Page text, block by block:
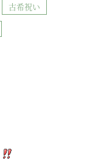
古希祝い